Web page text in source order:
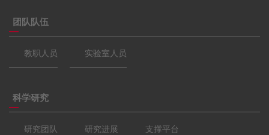
团队队伍
教职人员 实验室人员
科学研究
研究团队 研究进展 支撑平台